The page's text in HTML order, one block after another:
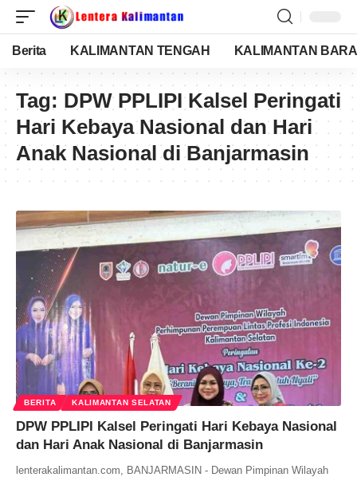
Berita KALIMANTAN TENGAH KALIMANTAN
Tag: DPW PPLIPI Kalsel Peringati
Hari Kebaya Nasional dan Hari
Anak Nasional di Banjarmasin
BERITA KALIMANTAN SELATAN
DPW PPLIPI Kalsel Peringati Hari Kebaya Nasional
dan Hari Anak Nasional di Banjarmasin
lenterakalimantan.com, BANJARMASIN - Dewan Pimpinan Wilayah